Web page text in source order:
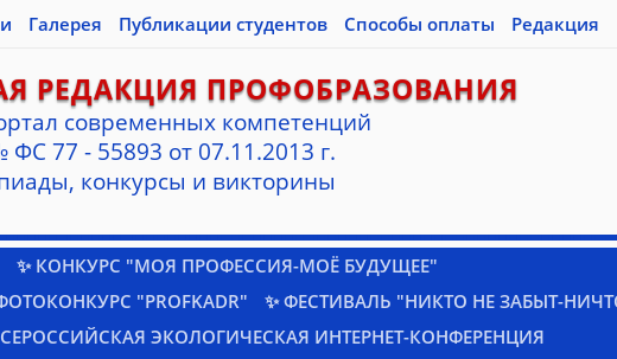
Галерея Публикации студентов Способы оплаты Редакция
РЕДАКЦИЯ ПРОФОБРАЗОВАНИЯ
современных компетенций
77 - 55893 от 07.11.2013 г.
конкурсы и викторины
✨ КОНКУРС "МОЯ ПРОФЕССИЯ-МОЁ БУДУЩЕЕ"
"PROFKADR"
✨ ФЕСТИВАЛЬ "НИКТО НЕ ЗАБЫТ-
ЭКОЛОГИЧЕСКАЯ ИНТЕРНЕТ-КОНФЕРЕНЦИЯ